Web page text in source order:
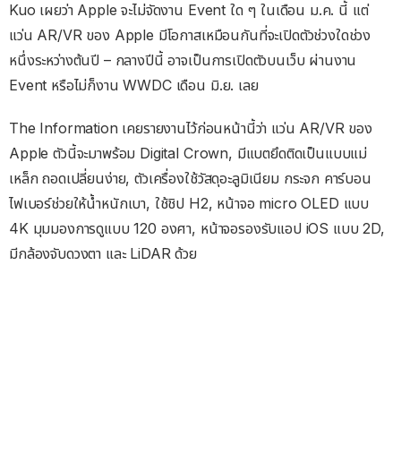
Kuo เผยว่า Apple จะไม่จัดงาน Event ใด ๆ ในเดือน ม.ค. นี้ แต่
แว่น AR/VR ของ Apple มีโอกาสเหมือนกันที่จะเปิดตัวช่วงใดช่วง
หนึ่งระหว่างต้นปี – กลางปีนี้ อาจเป็นการเปิดตัวบนเว็บ ผ่านงาน
Event หรือไม่ก็งาน WWDC เดือน มิ.ย. เลย
The Information เคยรายงานไว้ก่อนหน้านี้ว่า แว่น AR/VR ของ
Apple ตัวนี้จะมาพร้อม Digital Crown, มีแบตยึดติดเป็นแบบแม่
เหล็ก ถอดเปลี่ยนง่าย, ตัวเครื่องใช้วัสดุอะลูมิเนียม กระจก คาร์บอน
ไฟเบอร์ช่วยให้น้ำหนักเบา, ใช้ชิป H2, หน้าจอ micro OLED แบบ
4K มุมมองการดูแบบ 120 องศา, หน้าจอรองรับแอป iOS แบบ 2D,
มีกล้องจับดวงตา และ LiDAR ด้วย